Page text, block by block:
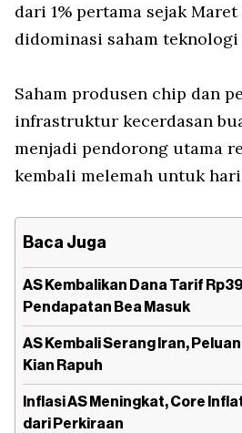
dari 1% pertama sejak
didominasi saham
Saham produsen chip dan
infrastruktur kecerdasan
menjadi pendorong utama
kembali melemah untuk
Baca Juga
AS Kembalikan Dana Tarif
Pendapatan Bea Masuk
AS Kembali Serang Iran,
Kian Rapuh
Inflasi AS Meningkat, Core
dari Perkiraan